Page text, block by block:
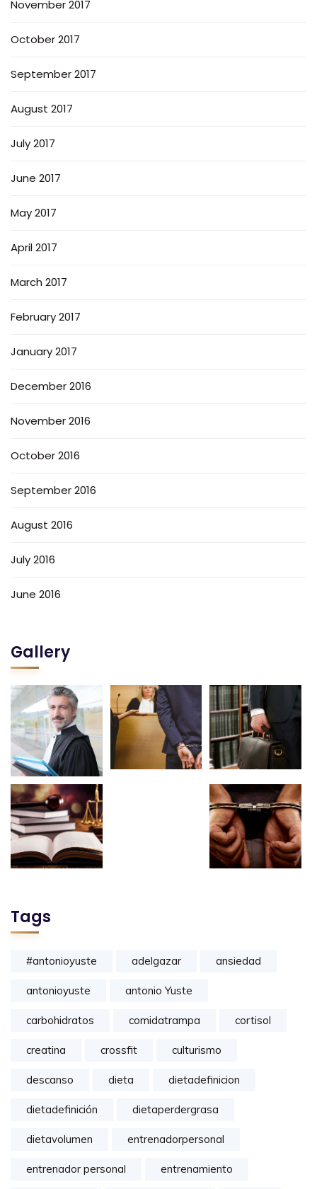
November 2017
October 2017
September 2017
August 2017
July 2017
June 2017
May 2017
April 2017
March 2017
February 2017
January 2017
December 2016
November 2016
October 2016
September 2016
August 2016
July 2016
June 2016
Gallery
Tags
#antonioyuste adelgazar ansiedad
antonioyuste antonio Yuste
carbohidratos comidatrampa cortisol
creatina crossfit culturismo
descanso dieta dietadefinicion
dietadefinición dietaperdergrasa
dietavolumen entrenadorpersonal
entrenador personal entrenamiento